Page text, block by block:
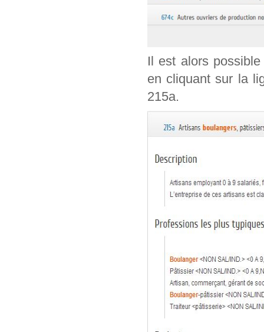
Il est alors
en cliquant sur la
215a.